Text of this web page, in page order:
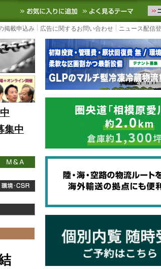
内外の最新の物流ニュースをお届けし
お気に入りに追加 よく
掲載申込み 広告に関するお問い合わせ ニュース配信
集中